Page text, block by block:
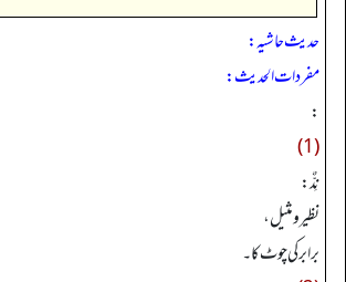
حدیث حاشیہ:
مفردات الحدیث:
:
(1)
نِدٌّ:
نظیر و مثیل،
برابر کی چوٹ کا۔